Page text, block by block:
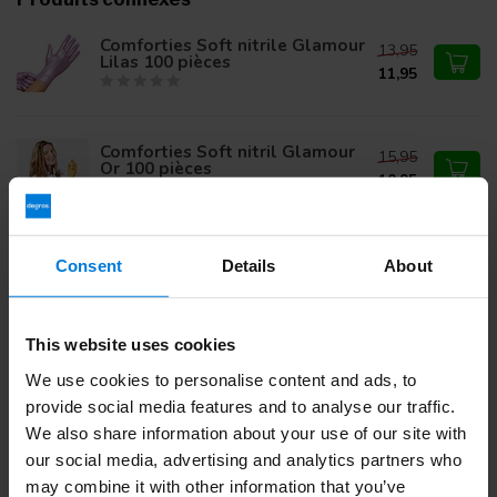
Consent Details About
This website uses cookies
We use cookies to personalise content and ads, to
provide social media features and to analyse our traffic.
We also share information about your use of our site with
our social media, advertising and analytics partners who
may combine it with other information that you’ve
Comforties Soft nitrile Glamour
Lilas 100 pièces
13,95
11,95
Comforties Soft nitril Glamour
Or 100 pièces
15,95
10,95
59 02
Vu(s) récemment